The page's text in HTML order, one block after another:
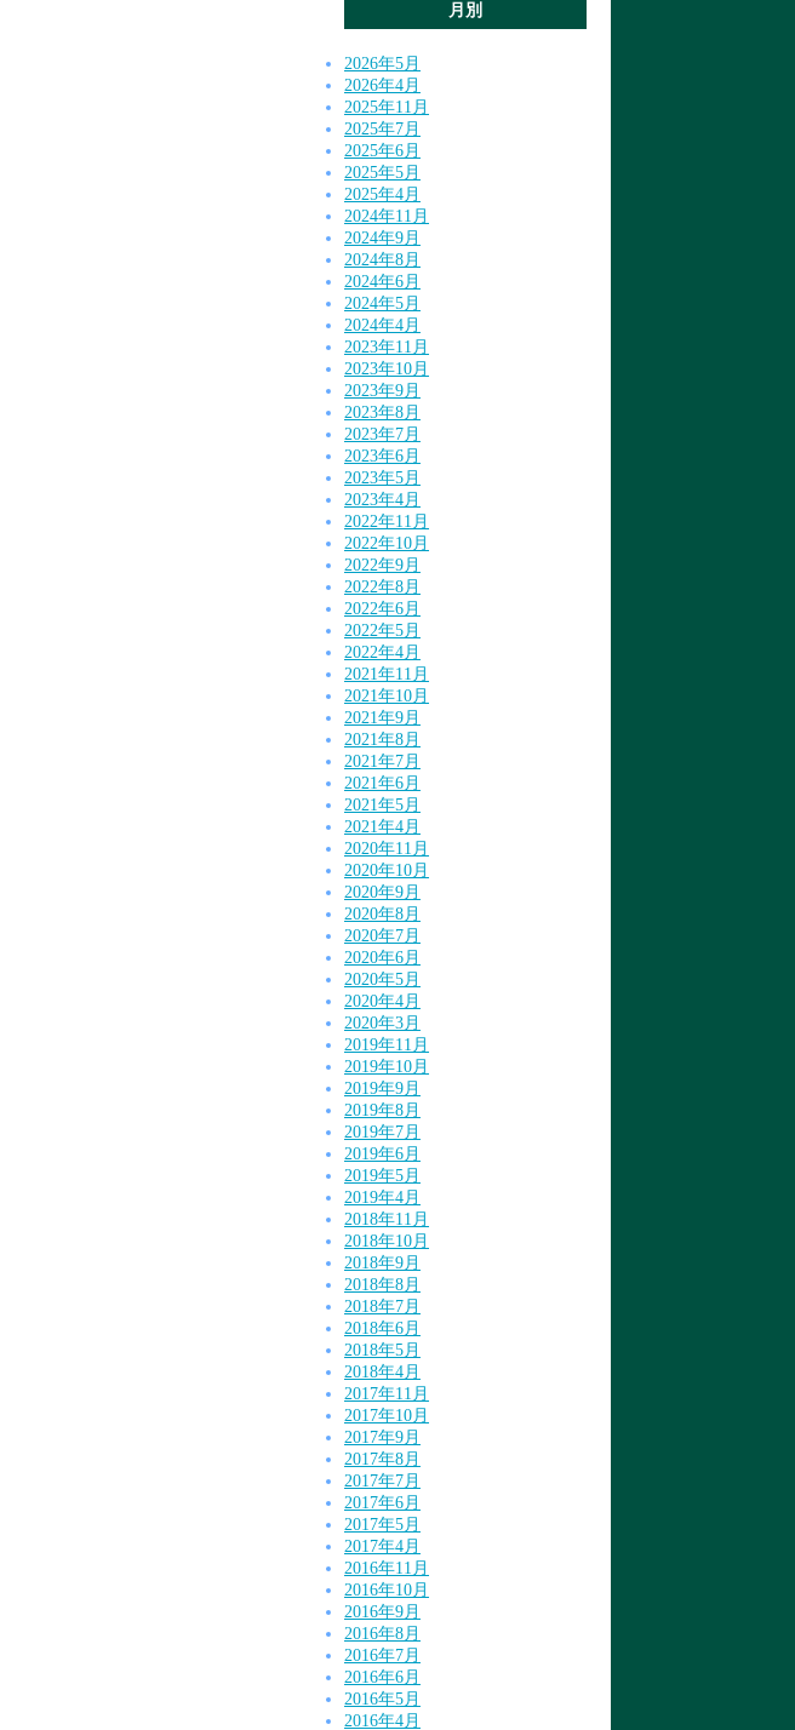
月別
2026年5月
2026年4月
2025年11月
2025年7月
2025年6月
2025年5月
2025年4月
2024年11月
2024年9月
2024年8月
2024年6月
2024年5月
2024年4月
2023年11月
2023年10月
2023年9月
2023年8月
2023年7月
2023年6月
2023年5月
2023年4月
2022年11月
2022年10月
2022年9月
2022年8月
2022年6月
2022年5月
2022年4月
2021年11月
2021年10月
2021年9月
2021年8月
2021年7月
2021年6月
2021年5月
2021年4月
2020年11月
2020年10月
2020年9月
2020年8月
2020年7月
2020年6月
2020年5月
2020年4月
2020年3月
2019年11月
2019年10月
2019年9月
2019年8月
2019年7月
2019年6月
2019年5月
2019年4月
2018年11月
2018年10月
2018年9月
2018年8月
2018年7月
2018年6月
2018年5月
2018年4月
2017年11月
2017年10月
2017年9月
2017年8月
2017年7月
2017年6月
2017年5月
2017年4月
2016年11月
2016年10月
2016年9月
2016年8月
2016年7月
2016年6月
2016年5月
2016年4月